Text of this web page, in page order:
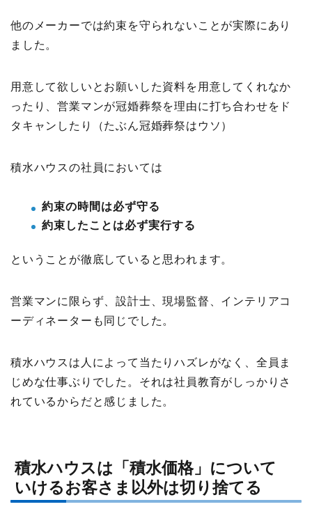
他のメーカーでは約束を守られないことが実際にあり
ました。
用意して欲しいとお願いした資料を用意してくれなか
ったり、営業マンが冠婚葬祭を理由に打ち合わせをド
タキャンしたり（たぶん冠婚葬祭はウソ）
積水ハウスの社員においては
約束の時間は必ず守る
約束したことは必ず実行する
ということが徹底していると思われます。
営業マンに限らず、設計士、現場監督、インテリアコ
ーディネーターも同じでした。
積水ハウスは人によって当たりハズレがなく、全員ま
じめな仕事ぶりでした。それは社員教育がしっかりさ
れているからだと感じました。
積水ハウスは「積水価格」について
いけるお客さま以外は切り捨てる